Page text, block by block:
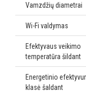
Vamzdžių diametrai
Wi-Fi valdymas
Efektyvaus veikimo
temperatūra šildant
Energetinio
klasė šaldant